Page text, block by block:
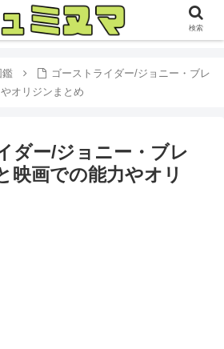
鑑
ゴーストライダー/ジョニー・ブレ
オリジンまとめ
ダー/ジョニー・ブレ
映画での能力やオリ
検索